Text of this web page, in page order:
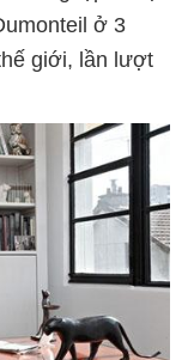
ở 3
giới, lần lượt